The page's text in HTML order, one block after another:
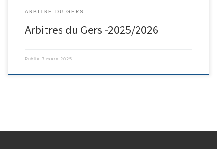
ARBITRE DU GERS
Arbitres du Gers -2025/2026
Publié 3 mars 2025